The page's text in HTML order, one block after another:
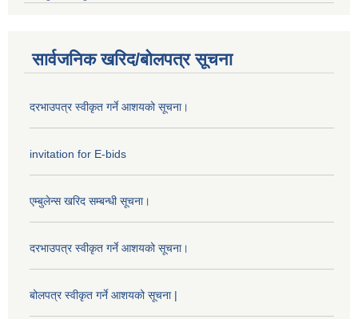
सार्वजनिक खरिद/बोलपत्र सूचना
दरभाउपत्र स्वीकृत गर्ने आशयको सूचना।
invitation for E-bids
एम्बुलेन्स खरिद सम्बन्धी सूचना।
दरभाउपत्र स्वीकृत गर्ने आशयको सूचना।
बोलपत्र स्वीकृत गर्ने आशयको सूचना |